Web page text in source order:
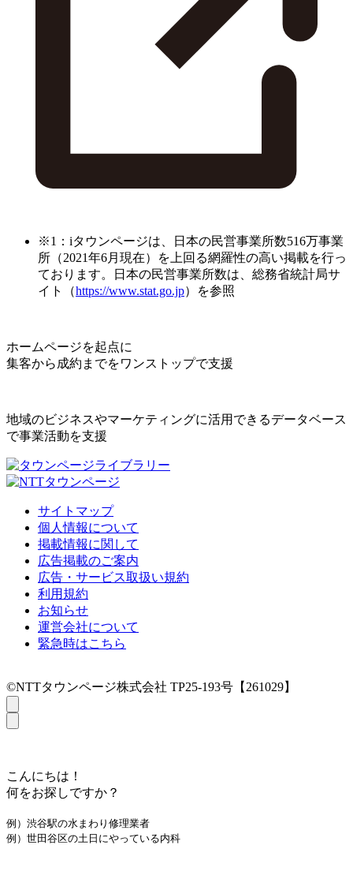
※1：iタウンページは、日本の民営事業所数516万事業
所（2021年6月現在）を上回る網羅性の高い掲載を行っ
ております。日本の民営事業所数は、総務省統計局サ
イト（https://www.stat.go.jp）を参照
ホームページを起点に
集客から成約までをワンストップで支援
地域のビジネスやマーケティングに活用できるデータベース
で事業活動を支援
サイトマップ
個人情報について
掲載情報に関して
広告掲載のご案内
広告・サービス取扱い規約
利用規約
お知らせ
運営会社について
緊急時はこちら
©NTTタウンページ株式会社 TP25-193号【261029】
こんにちは！
何をお探しですか？
例）渋谷駅の水まわり修理業者
例）世田谷区の土日にやっている内科